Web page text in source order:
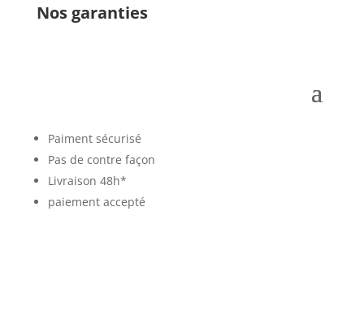
Nos garanties
Paiment sécurisé
Pas de contre façon
Livraison 48h*
paiement accepté